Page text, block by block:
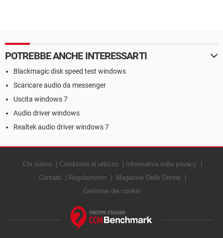
POTREBBE ANCHE INTERESSARTI
Blackmagic disk speed test windows
Scaricare audio da messenger
Uscita windows 7
Audio driver windows
Realtek audio driver windows 7
Chi siamo Condizioni di utilizzo
Informativa sulla privacy
Contatti
Regolamento
Magazine Delle Donne
Gestione dei cookie